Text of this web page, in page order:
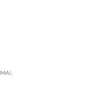
),